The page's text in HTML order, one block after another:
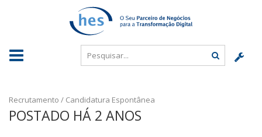
Recrutamento / Candidatura Espontânea
POSTADO HÁ 2 ANOS